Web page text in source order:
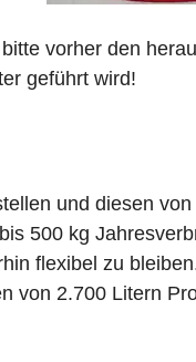
vorher den
geführt wird!
und diesen
500 kg
flexibel zu
von 2.700 Litern